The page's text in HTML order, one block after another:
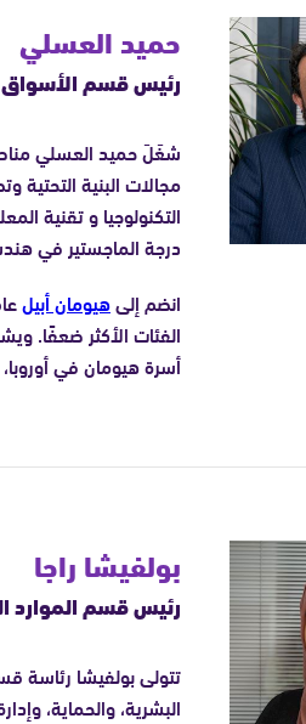
حميد العسلي
رئيس قسم الأسواق
شغَلَ حميد العسلي
مجالات البنية التحتية
التكنولوجيا و تقنية
درجة الماجستير في
انضم إلىهيومان أبيل
الفئات الأكثر ضعفًا.
أسرة هيومان في أوروبا،
بولفيشا راجا
رئيس قسم الموارد
تتولى بولفيشا رئاسة
البشرية، والحماية،